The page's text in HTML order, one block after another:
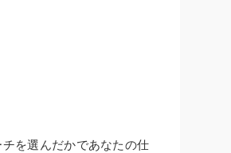
を選んだかであなたの仕